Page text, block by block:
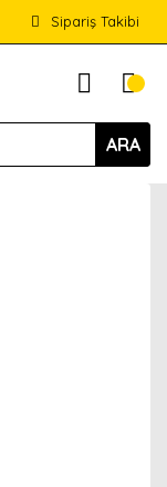
Sipariş Takibi
ARA